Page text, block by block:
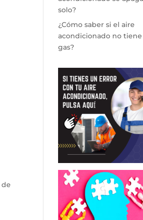
solo?
¿Cómo saber si el aire
acondicionado no tiene
gas?